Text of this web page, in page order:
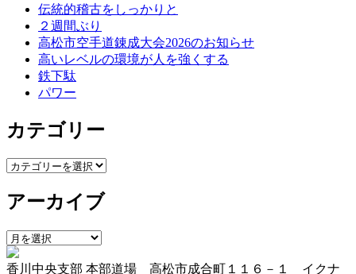
伝統的稽古をしっかりと
２週間ぶり
高松市空手道錬成大会2026のお知らせ
高いレベルの環境が人を強くする
鉄下駄
パワー
カテゴリー
カ
ゴ
ー
アーカイブ
ア
ー
カ
香川中央支部 本部道場 高松市成合町１１６－１ イクナ